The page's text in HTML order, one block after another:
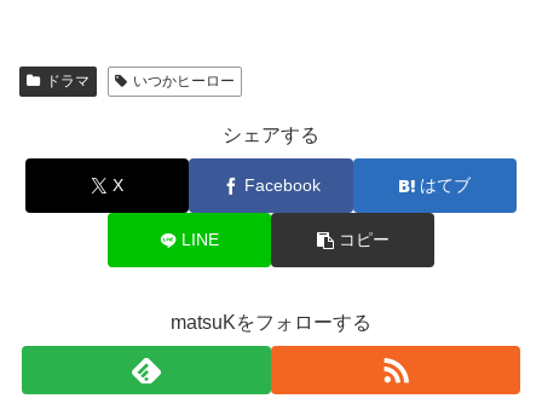
ドラマ いつかヒーロー
シェアする
X Facebook はてブ
LINE コピー
matsuKをフォローする